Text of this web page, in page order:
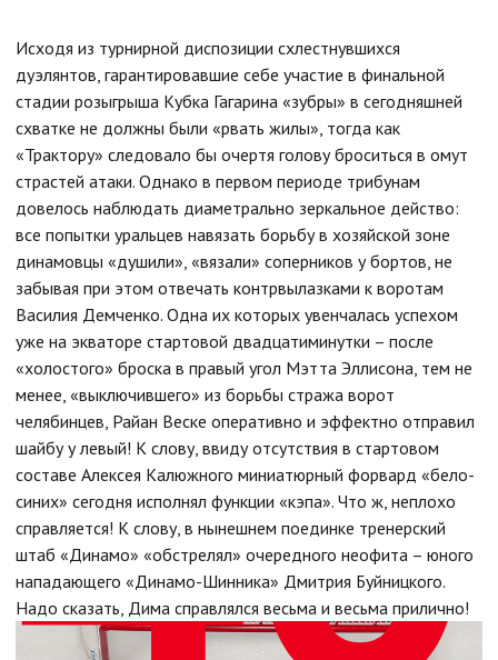
Исходя из турнирной диспозиции схлестнувшихся
дуэлянтов, гарантировавшие себе участие в финальной
стадии розыгрыша Кубка Гагарина «зубры» в сегодняшней
схватке не должны были «рвать жилы», тогда как
«Трактору» следовало бы очертя голову броситься в омут
страстей атаки. Однако в первом периоде трибунам
довелось наблюдать диаметрально зеркальное действо:
все попытки уральцев навязать борьбу в хозяйской зоне
динамовцы «душили», «вязали» соперников у бортов, не
забывая при этом отвечать контрвылазками к воротам
Василия Демченко. Одна их которых увенчалась успехом
уже на экваторе стартовой двадцатиминутки – после
«холостого» броска в правый угол Мэтта Эллисона, тем не
менее, «выключившего» из борьбы стража ворот
челябинцев, Райан Веске оперативно и эффектно отправил
шайбу у левый! К слову, ввиду отсутствия в стартовом
составе Алексея Калюжного миниатюрный форвард «бело-
синих» сегодня исполнял функции «кэпа». Что ж, неплохо
справляется! К слову, в нынешнем поединке тренерский
штаб «Динамо» «обстрелял» очередного неофита – юного
нападающего «Динамо-Шинника» Дмитрия Буйницкого.
Надо сказать, Дима справлялся весьма и весьма прилично!